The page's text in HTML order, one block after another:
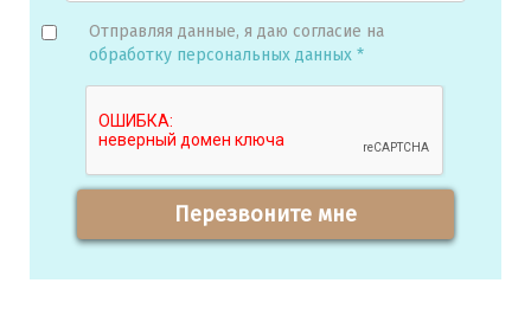
Отправляя данные, я даю согласие на
обработку персональных данных *
Перезвоните мне